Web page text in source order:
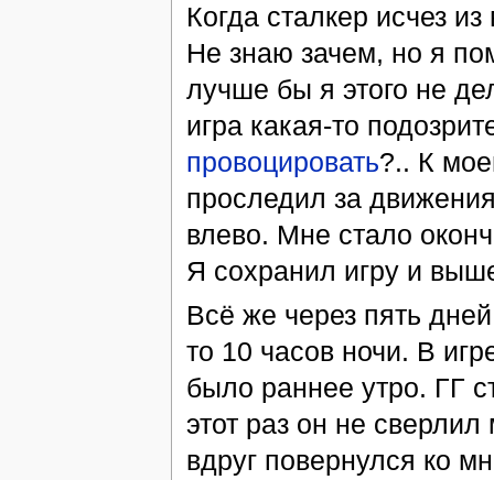
Когда сталкер исчез
Не знаю зачем, но я
лучше бы я этого не
игра какая-то
провоцировать?.. К
проследил за
влево. Мне стало
Я сохранил игру и
Всё же через пять
то 10 часов ночи. В
было раннее утро. ГГ
этот раз он не
вдруг повернулся ко